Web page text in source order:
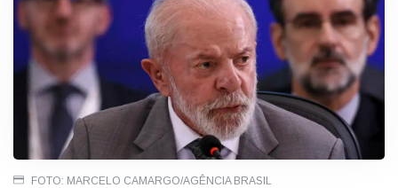
FOTO: MARCELO CAMARGO/AGÊNCIA BRASIL